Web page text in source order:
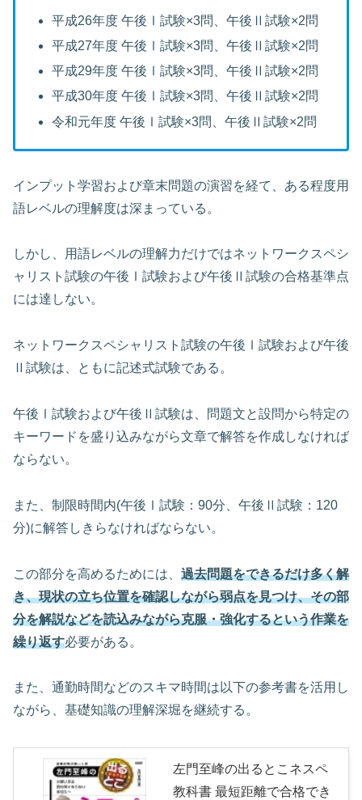
平成26年度 午後Ⅰ試験×3問、午後Ⅱ試験×2問
平成27年度 午後Ⅰ試験×3問、午後Ⅱ試験×2問
平成29年度 午後Ⅰ試験×3問、午後Ⅱ試験×2問
平成30年度 午後Ⅰ試験×3問、午後Ⅱ試験×2問
令和元年度 午後Ⅰ試験×3問、午後Ⅱ試験×2問
インプット学習および章末問題の演習を経て、ある程度用
語レベルの理解度は深まっている。
しかし、用語レベルの理解力だけではネットワークスペシ
ャリスト試験の午後Ⅰ試験および午後Ⅱ試験の合格基準点
には達しない。
ネットワークスペシャリスト試験の午後Ⅰ試験および午後
Ⅱ試験は、ともに記述式試験である。
午後Ⅰ試験および午後Ⅱ試験は、問題文と設問から特定の
キーワードを盛り込みながら文章で解答を作成しなければ
ならない。
また、制限時間内(午後Ⅰ試験：90分、午後Ⅱ試験：120
分)に解答しきらなければならない。
この部分を高めるためには、 過去問題をできるだけ多く解
き、現状の立ち位置を確認しながら弱点を見つけ、その部
分を解説などを読込みながら克服・強化するという作業を
繰り返す必要がある。
また、通勤時間などのスキマ時間は以下の参考書を活用し
ながら、基礎知識の理解深堀を継続する。
左門至峰の出るとこネスペ
教科書 最短距離で合格でき